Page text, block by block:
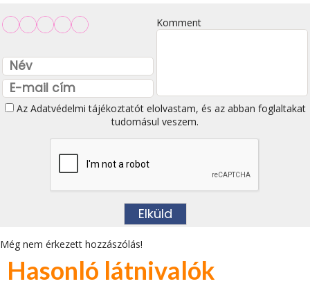
Komment
Az Adatvédelmi tájékoztatótelolvastam, és az abban foglaltakat
tudomásul veszem.
Még nem érkezett hozzászólás!
Hasonló látnivalók